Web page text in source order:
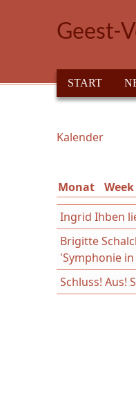
Geest-
START
Sie sind hier
Kalender
Monat Week
Ingrid Ihben
Brigitte
'Symphonie
Schluss! Aus!